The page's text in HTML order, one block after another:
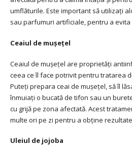
umflăturile. Este important să utilizați
sau parfumuri artificiale, pentru a
Ceaiul de mușețel
Ceaiul de mușețel are proprietăți
ceea ce îl face potrivit pentru tratarea
Puteți prepara ceai de mușețel, să îl
înmuiați o bucată de tifon sau un
cu grijă pe zona afectată. Acest
multe ori pe zi pentru a obține
Uleiul de jojoba